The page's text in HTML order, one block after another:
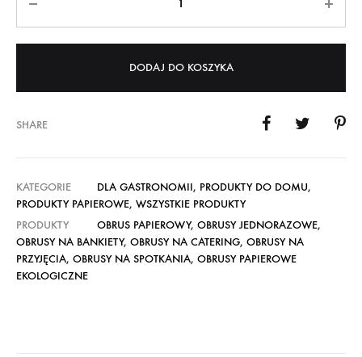
DODAJ DO KOSZYKA
SHARE
KATEGORIE DLA GASTRONOMII, PRODUKTY DO DOMU,
PRODUKTY PAPIEROWE, WSZYSTKIE PRODUKTY
PRODUKTY
OBRUS PAPIEROWY, OBRUSY JEDNORAZOWE,
OBRUSY NA BANKIETY, OBRUSY NA CATERING, OBRUSY NA
PRZYJĘCIA, OBRUSY NA SPOTKANIA, OBRUSY PAPIEROWE
EKOLOGICZNE